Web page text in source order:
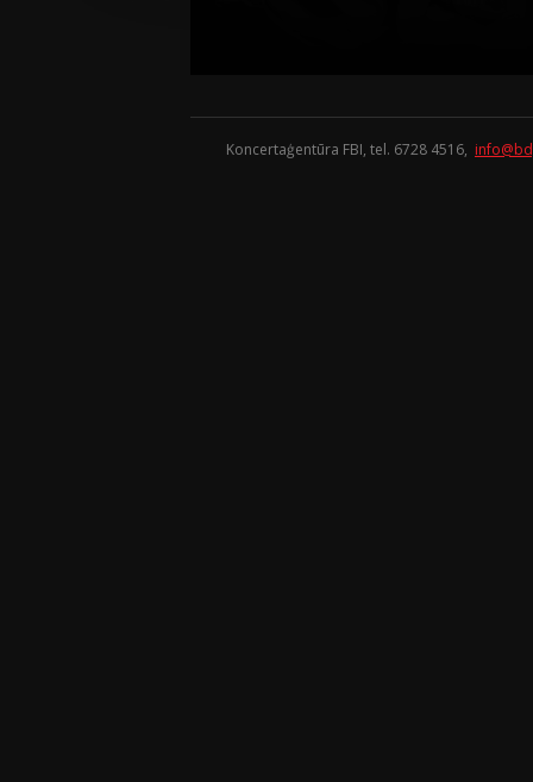
Koncertaģentūra FBI, tel. 6728 4516,